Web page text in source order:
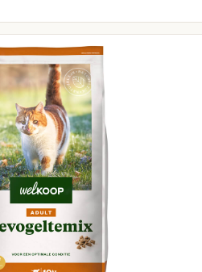
prijs € 2,96